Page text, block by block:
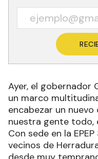
Ayer, el gobernador
un marco
encabezar un
nuestra gente todo,
Con sede en la
vecinos de